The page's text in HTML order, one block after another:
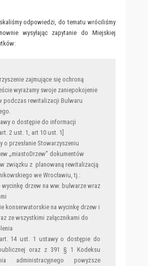
odpowiedzi, do tematu wróciliśmy
wysyłając zapytanie do Miejskiej
zajmujące się ochroną
wyrażamy swoje zaniepokojenie
podczas rewitalizacji Bulwaru
.
o dostępie do informacji
2 ust. 1, art 10 ust. 1]
o przesłanie Stowarzyszeniu
„miastoDrzew” dokumentów
w związku z planowaną rewitalizacją
we Wrocławiu, tj.:
wycinkę drzew na ww. bulwarze wraz
konserwatorskie na wycinkę drzew i
ze wszystkimi załącznikami do
14 ust. 1 ustawy o dostępie do
oraz z 391 § 1 Kodeksu
administracyjnego powyższe